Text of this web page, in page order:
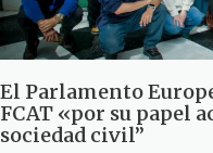
El Parlamento
FCAT «por su papel
sociedad civil”